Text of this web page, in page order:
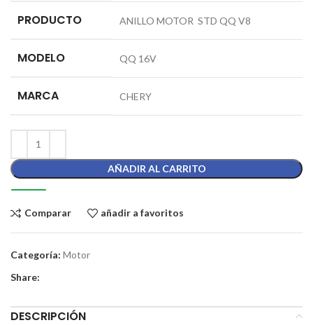
PRODUCTO ANILLO MOTOR STD QQ V8
MODELO QQ 16V
MARCA CHERY
AÑADIR AL CARRITO
Comparar añadir a favoritos
Categoría: Motor
Share:
DESCRIPCIÓN